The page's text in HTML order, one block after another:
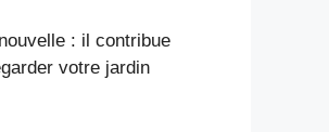
: il contribue
votre jardin